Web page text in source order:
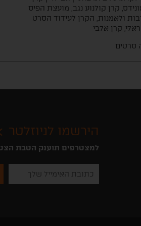
קרן קולנוע נגב, מועצת הפיס
ולאמנות, הקרן לעידוד הסרט
קרן אלבי
סרטים
הירשמו לניוזלטר
למצטרפים תוענק הטבת
להזין
את